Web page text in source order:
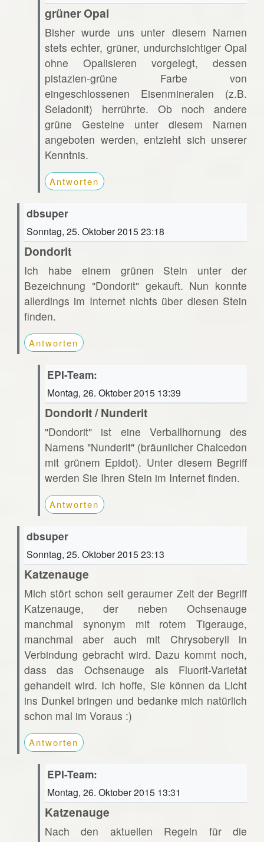
grüner Opal
Bisher wurde uns unter diesem Namen
stets echter, grüner, undurchsichtiger Opal
ohne Opalisieren vorgelegt, dessen
pistazien-grüne Farbe von
eingeschlossenen Eisenmineralen (z.B.
Seladonit) herrührte. Ob noch andere
grüne Gesteine unter diesem Namen
angeboten werden, entzieht sich unserer
Kenntnis.
Antworten
dbsuper
Sonntag, 25. Oktober 2015 23:18
Dondorit
Ich habe einem grünen Stein unter der
Bezeichnung "Dondorit" gekauft. Nun konnte
allerdings im Internet nichts über diesen Stein
finden.
Antworten
EPI-Team:
Montag, 26. Oktober 2015 13:39
Dondorit / Nunderit
"Dondorit" ist eine Verballhornung des
Namens "Nunderit" (bräunlicher Chalcedon
mit grünem Epidot). Unter diesem Begriff
werden Sie Ihren Stein im Internet finden.
Antworten
dbsuper
Sonntag, 25. Oktober 2015 23:13
Katzenauge
Mich stört schon seit geraumer Zeit der Begriff
Katzenauge, der neben Ochsenauge
manchmal synonym mit rotem Tigerauge,
manchmal aber auch mit Chrysoberyll in
Verbindung gebracht wird. Dazu kommt noch,
dass das Ochsenauge als Fluorit-Varietät
gehandelt wird. Ich hoffe, Sie können da Licht
ins Dunkel bringen und bedanke mich natürlich
schon mal im Voraus :)
Antworten
EPI-Team:
Montag, 26. Oktober 2015 13:31
Katzenauge
Nach den aktuellen Regeln für die